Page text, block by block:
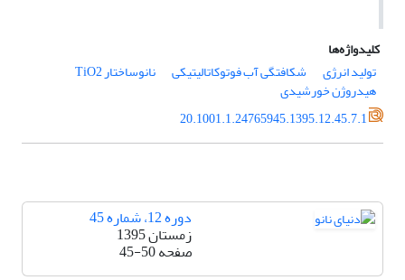
کلیدواژه‌ها
تولید انرژی
شکافتگی آب فوتوکاتالیتیکی نانوساختار TiO2
هیدروژن خورشیدی
20.1001.1.24765945.1395.12.45.7.1
دوره 12، شماره 45
زمستان 1395
صفحه45-50